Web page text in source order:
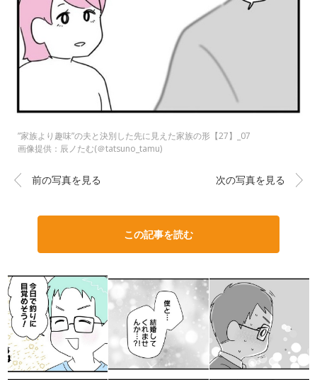
”家族より趣味”の夫と決別した先に見えた家族の形【27】_07
画像提供：辰ノたむ(＠tatsuno_tamu)
前の写真を見る 次の写真を見る
この記事を読む